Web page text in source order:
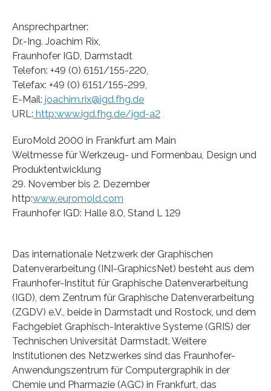
Ansprechpartner:
Dr.-Ing. Joachim Rix,
Fraunhofer IGD, Darmstadt
Telefon: +49 (0) 6151/155-220,
Telefax: +49 (0) 6151/155-299,
E-Mail: joachim.rix@igd.fhg.de
URL: http:www.igd.fhg.de/igd-a2
EuroMold 2000 in Frankfurt am Main
Weltmesse für Werkzeug- und Formenbau, Design und
Produktentwicklung
29. November bis 2. Dezember
http:www.euromold.com
Fraunhofer IGD: Halle 8.0, Stand L 129
Das internationale Netzwerk der Graphischen
Datenverarbeitung (INI-GraphicsNet) besteht aus dem
Fraunhofer-Institut für Graphische Datenverarbeitung
(IGD), dem Zentrum für Graphische Datenverarbeitung
(ZGDV) e.V., beide in Darmstadt und Rostock, und dem
Fachgebiet Graphisch-Interaktive Systeme (GRIS) der
Technischen Universität Darmstadt. Weitere
Institutionen des Netzwerkes sind das Fraunhofer-
Anwendungszentrum für Computergraphik in der
Chemie und Pharmazie (AGC) in Frankfurt, das